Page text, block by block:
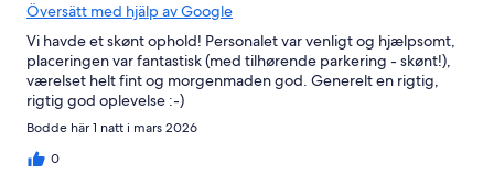
Översätt med hjälp av Google
Vi havde et skønt ophold! Personalet var venligt og hjælpsomt,
placeringen var fantastisk (med tilhørende parkering - skønt!),
værelset helt fint og morgenmaden god. Generelt en rigtig,
rigtig god oplevelse :-)
Bodde här 1 natt i mars 2026
0